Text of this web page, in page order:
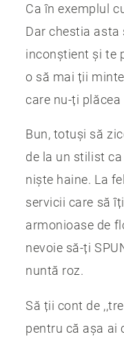
Ca în exemplul
Dar chestia asta
inconștient și te
o să mai ții
care nu-ți plăcea
Bun, totuși să
de la un stilist
niște haine. La
servicii care să
armonioase de
nevoie să-ți
nuntă roz.
Să ții cont de
pentru că așa ai